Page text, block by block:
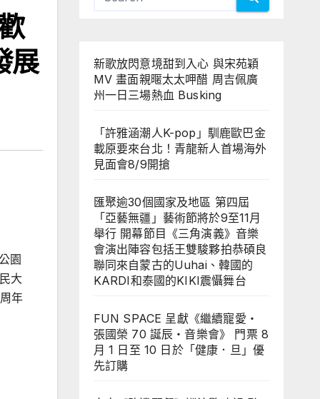
展
園
大
周年
新歌放閃意境甜到入心 與宋苑穎
MV 畫面親暱太太呷醋 周吉佩廣
州一日三場熱血 Busking
「許雅涵潮人K-pop」馴鹿歐巴金
載原要來台北！青龍新人首場海外
見面會8/9開搶
匯聚逾30個國家及地區 第四屆
「亞藝無疆」藝術節將於9至11月
舉行 開幕節目《三角演義》音樂
會演出陣容包括王雙駿夥拍恭碩良
聯同來自蒙古的Uuhai、韓國的
KARDI和泰國的KIKI震懾舞台
FUN SPACE 呈獻《繼續寵愛・
張國榮 70 誕辰・音樂會》 門票 8
月 1 日至 10 日於「健康．旦」優
先訂購